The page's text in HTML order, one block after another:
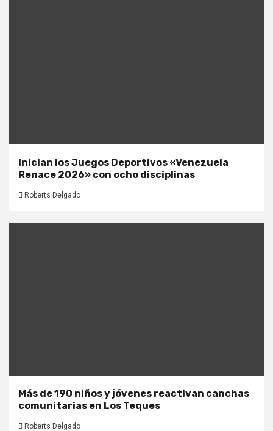
Inician los Juegos Deportivos «Venezuela
Renace 2026» con ocho disciplinas
Roberts Delgado
Más de 190 niños y jóvenes reactivan canchas
comunitarias en Los Teques
Roberts Delgado